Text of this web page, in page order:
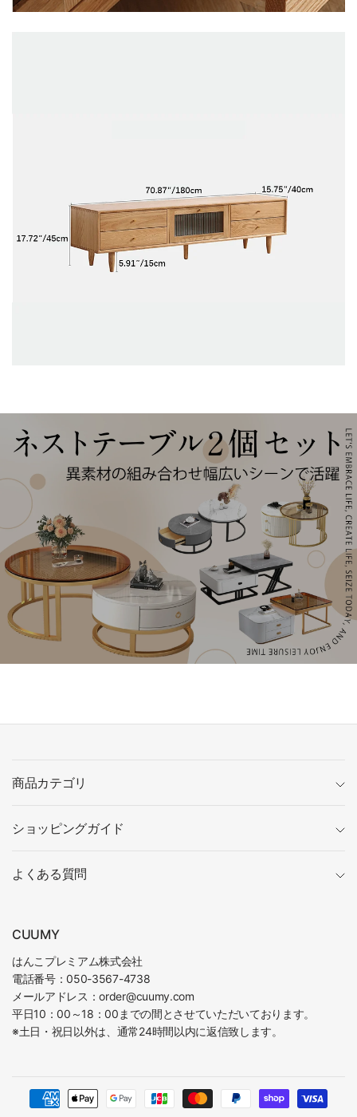
商品カテゴリ
ショッピングガイド
よくある質問
CUUMY
はんこプレミアム株式会社
電話番号：050-3567-4738
メールアドレス：order@cuumy.com
平日10：00～18：00までの間とさせていただいております。
※土日・祝日以外は、通常24時間以内に返信致します。